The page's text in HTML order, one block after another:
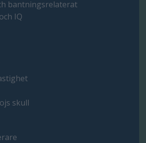
bantningsrelaterat
IQ
skull